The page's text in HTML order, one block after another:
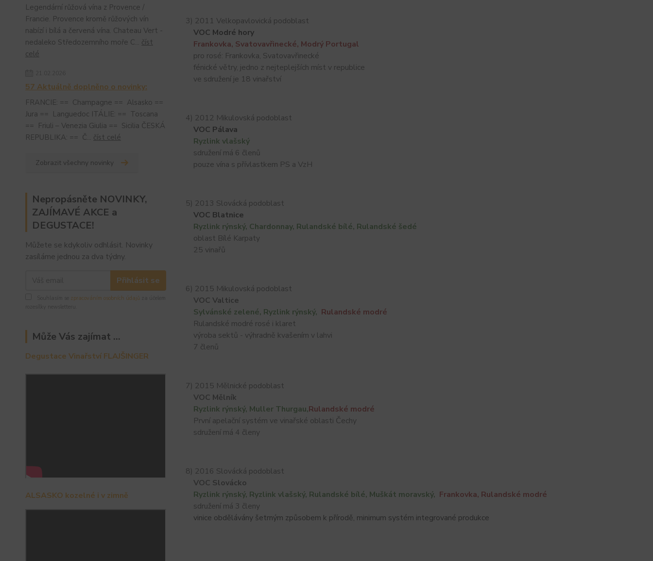
Legendární růžová vína z Provence /
Francie. Provence kromě růžových vín
nabízí i bílá a červená vína. Chateau Vert -
nedaleko Středozemního moře C... číst
celé
57 Aktuálně doplněno o novinky:
FRANCIE: == Champagne == Alsasko ==
Jura == Languedoc ITÁLIE: == Toscana
== Friuli – Venezia Giulia == Sicilia ČESKÁ
REPUBLIKA: == Č... číst celé
Zobrazit všechny novinky
Nepropásněte NOVINKY,
ZAJÍMAVÉ AKCE a
DEGUSTACE!
Můžete se kdykoliv odhlásit. Novinky
zasíláme jednou za dva týdny.
Přihlásit se
zpracováním osobních údajů
Může Vás zajímat ...
Degustace Vinařství FLAJŠINGER
ALSASKO kozelné i v zimně
3) 2011 Velkopavlovická podoblast
VOC Modré hory
Frankovka, Svatovavřinecké, Modrý Portugal
pro rosé: Frankovka, Svatovavřinecké
fénické větry, jedno z nejteplejších míst v republice
ve sdružení je 18 vinařství
4) 2012 Mikulovská podoblast
VOC Pálava
Ryzlink vlašský
sdružení má 6 členů
pouze vína s přívlastkem PS a VzH
5) 2013 Slovácká podoblast
VOC Blatnice
Ryzlink rýnský, Chardonnay, Rulandské bílé, Rulandské šedé
oblast Bílé Karpaty
25 vinařů
6) 2015 Mikulovská podoblast
VOC Valtice
Sylvánské zelené, Ryzlink rýnský, Rulandské modré
Rulandské modré rosé i klaret
výroba sektů - výhradně kvašením v lahvi
7 členů
7) 2015 Mělnické podoblast
VOC Mělník
Ryzlink rýnský, Muller Thurgau,Rulandské modré
První apelační systém ve vinařské oblasti Čechy
sdružení má 4 členy
8) 2016 Slovácká podoblast
VOC Slovácko
Ryzlink rýnský, Ryzlink vlašský, Rulandské bílé, Muškát moravský, Frankovka, Rulandské modré
sdružení má 3 členy
vinice obdělávány šetrným způsobem k přírodě, minimum systém integrované produkce